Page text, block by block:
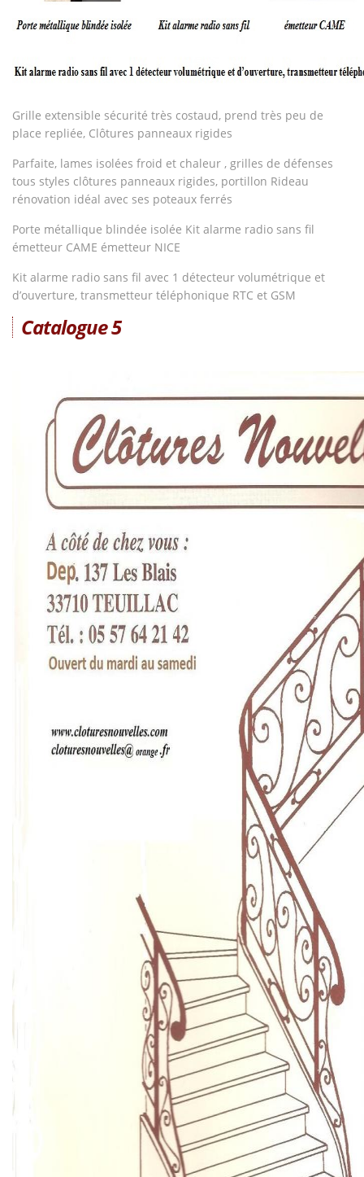
Grille extensible sécurité très costaud, prend très peu de
place repliée, Clôtures panneaux rigides
Parfaite, lames isolées froid et chaleur , grilles de défenses
tous styles clôtures panneaux rigides, portillon Rideau
rénovation idéal avec ses poteaux ferrés
Porte métallique blindée isolée Kit alarme radio sans fil
émetteur CAME émetteur NICE
Kit alarme radio sans fil avec 1 détecteur volumétrique et
d’ouverture, transmetteur téléphonique RTC et GSM
Catalogue 5